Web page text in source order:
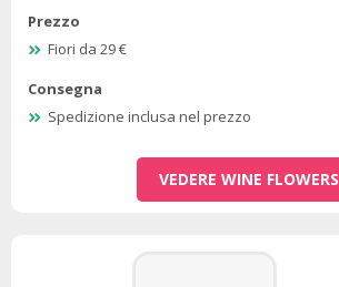
Prezzo
Fiori da 29 €
Consegna
Spedizione inclusa nel prezzo
VEDERE WINE FLOWERS